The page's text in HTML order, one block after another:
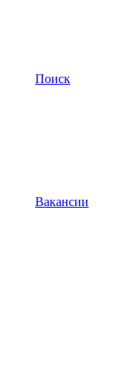
Поиск
Вакансии